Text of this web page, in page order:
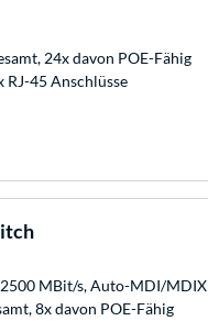
24x davon POE-Fähig
RJ-45 Anschlüsse
MBit/s, Auto-MDI/MDIX
8x davon POE-Fähig